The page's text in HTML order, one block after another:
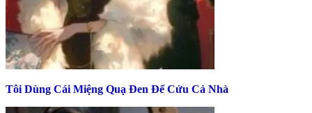
Tôi Dùng Cái Miệng Quạ Đen Để Cứu Cả Nhà